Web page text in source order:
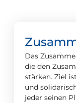
Das
die den
stärken. Ziel
und
jeder seinen